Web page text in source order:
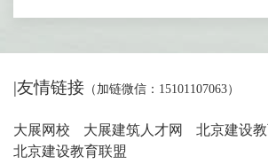
|友情链接 （加链微信 ：15101107063）
大展网校 大展建筑人才网 北京建设
北京建设教育联盟